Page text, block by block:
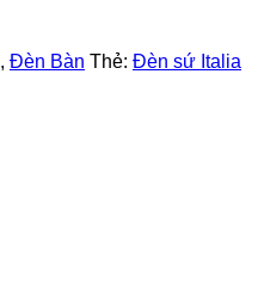
, Đèn Bàn Thẻ: Đèn sứ Italia